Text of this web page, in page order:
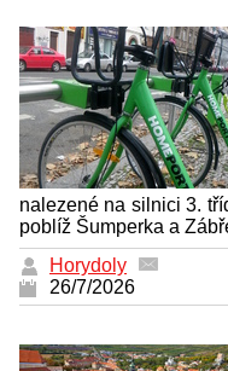
nalezené na silnici 3.
poblíž Šumperka a
Horydoly
26/7/2026